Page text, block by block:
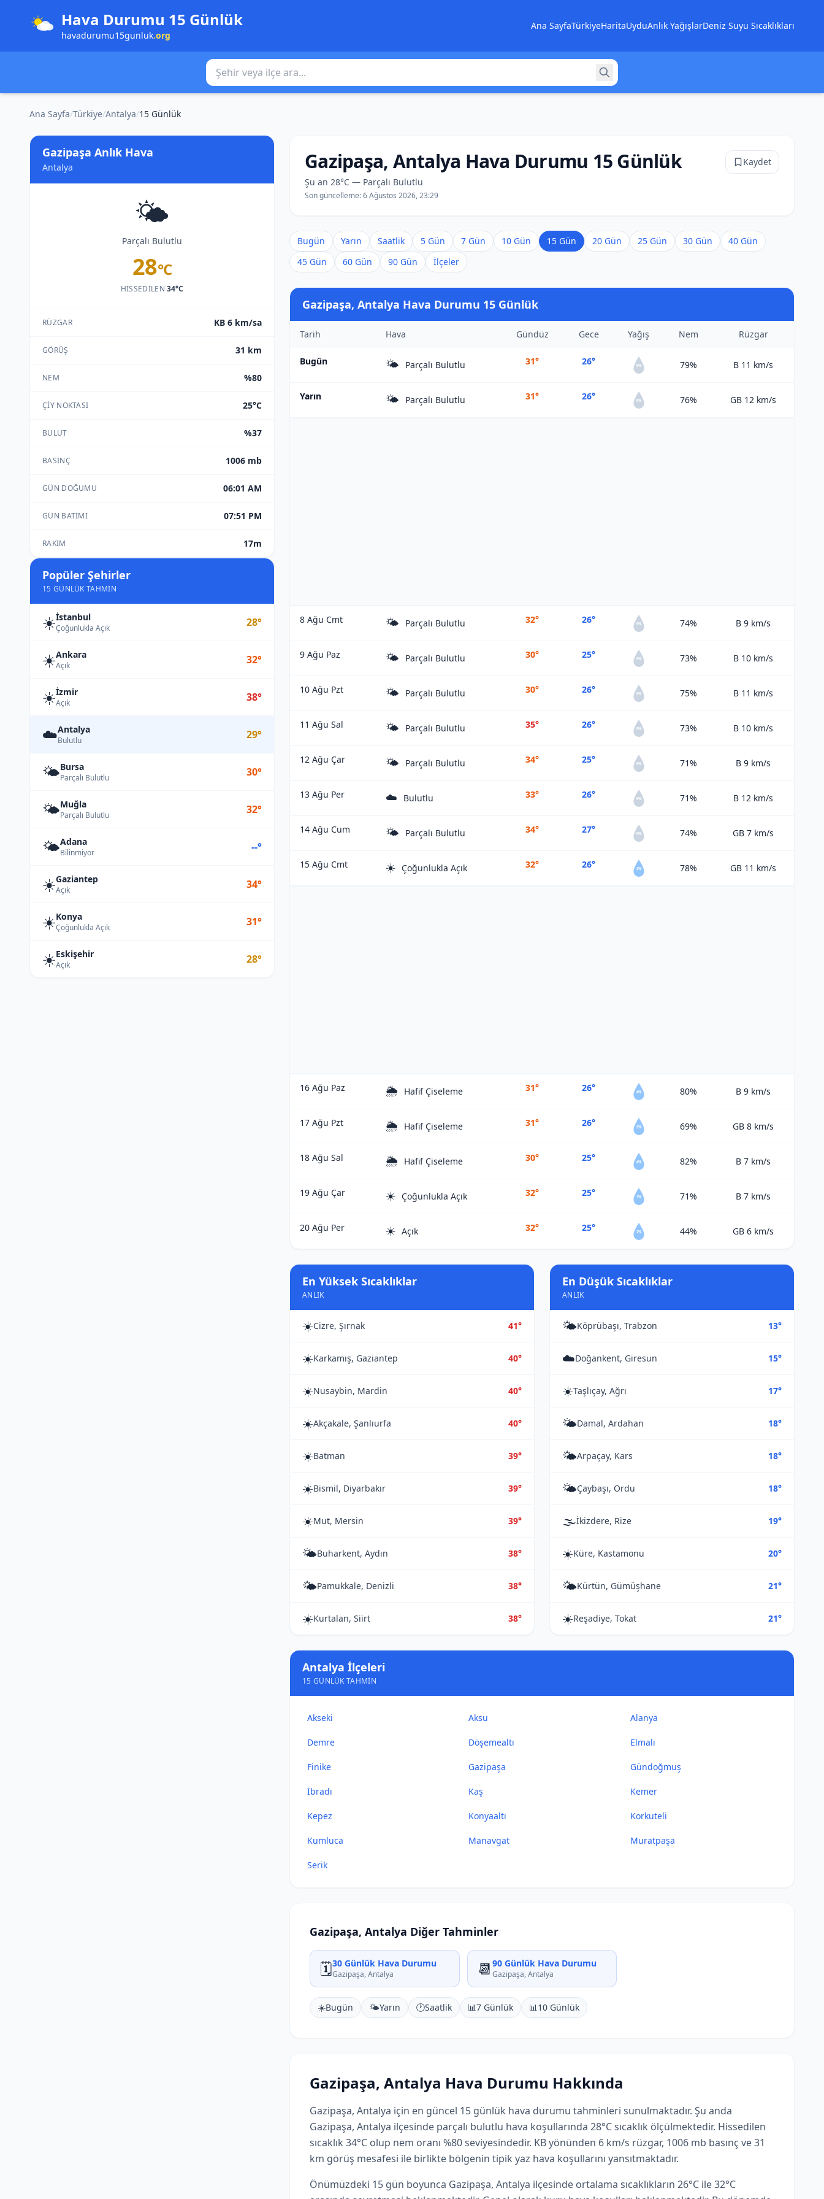
Hava Durumu 15 Günlük
havadurumu15gunluk.org
Ana SayfaTürkiyeHaritaUyduAnlık YağışlarDeniz Suyu Sıcaklıkları
Şehir veya ilçe ara
Ana Sayfa/Türkiye/Antalya/15 Günlük
Gazipaşa Anlık Hava
Antalya
🌤️
Parçalı Bulutlu
28°C
HISSEDILEN34°C
RÜZGAR KB 6 km/sa
GÖRÜŞ 31 km
NEM %80
ÇIY NOKTASI 25°C
BULUT %37
BASINÇ 1006 mb
GÜN DOĞUMU 06:01 AM
GÜN BATIMI 07:51 PM
RAKIM 17m
Popüler Şehirler
15 GÜNLÜK TAHMIN
☀️İstanbul
Çoğunlukla Açık 28°
☀️Ankara
Açık 32°
☀️İzmir
Açık 38°
☁️Antalya
Bulutlu 29°
🌤️Bursa
Parçalı Bulutlu 30°
🌤️Muğla
Parçalı Bulutlu 32°
🌤️Adana
Bilinmiyor --°
☀️Gaziantep
Açık 34°
☀️Konya
Çoğunlukla Açık 31°
☀️Eskişehir
Açık 28°
Gazipaşa, Antalya Hava Durumu 15 Günlük
Şu an 28°C — Parçalı Bulutlu
Son güncelleme:6 Ağustos 2026, 23:29
Kaydet
Bugün Yarın Saatlik 5 Gün 7 Gün 10 Gün 15 Gün 20 Gün 25 Gün 30 Gün
40 Gün
45 Gün
60 Gün 90 Gün İlçeler
Gazipaşa, Antalya Hava Durumu 15 Günlük
Tarih Hava Gündüz Gece Yağış Nem Rüzgar
Bugün 🌤️ Parçalı Bulutlu 31° 26° 0% 79% B 11 km/s
Yarın 🌤️ Parçalı Bulutlu 31° 26° 0% 76% GB 12 km/s
8 Ağu Cmt 🌤️ Parçalı Bulutlu 32° 26° 0% 74% B 9 km/s
9 Ağu Paz 🌤️ Parçalı Bulutlu 30° 25° 0% 73% B 10 km/s
10 Ağu Pzt 🌤️ Parçalı Bulutlu 30° 26° 0% 75% B 11 km/s
11 Ağu Sal 🌤️ Parçalı Bulutlu 35° 26° 0% 73% B 10 km/s
12 Ağu Çar 🌤️ Parçalı Bulutlu 34° 25° 0% 71% B 9 km/s
13 Ağu Per ☁️ Bulutlu 33° 26° 0% 71% B 12 km/s
14 Ağu Cum 🌤️ Parçalı Bulutlu 34° 27° 0% 74% GB 7 km/s
15 Ağu Cmt ☀️ Çoğunlukla Açık 32° 26° 2% 78% GB 11 km/s
16 Ağu Paz 🌦️ Hafif Çiseleme 31° 26° 4% 80% B 9 km/s
17 Ağu Pzt 🌦️ Hafif Çiseleme 31° 26° 2% 69% GB 8 km/s
18 Ağu Sal 🌦️ Hafif Çiseleme 30° 25° 4% 82% B 7 km/s
19 Ağu Çar ☀️ Çoğunlukla Açık 32° 25° 1% 71% B 7 km/s
20 Ağu Per ☀️ Açık 32° 25° 2% 44% GB 6 km/s
En Yüksek Sıcaklıklar
ANLIK
☀️Cizre, Şırnak 41°
☀️Karkamış, Gaziantep 40°
☀️Nusaybin, Mardin 40°
☀️Akçakale, Şanlıurfa 40°
☀️Batman 39°
☀️Bismil, Diyarbakır 39°
☀️Mut, Mersin 39°
🌤️Buharkent, Aydın 38°
🌤️Pamukkale, Denizli 38°
☀️Kurtalan, Siirt 38°
En Düşük Sıcaklıklar
ANLIK
🌤️Köprübaşı, Trabzon 13°
☁️Doğankent, Giresun 15°
☀️Taşlıçay, Ağrı 17°
🌤️Damal, Ardahan 18°
🌤️Arpaçay, Kars 18°
🌤️Çaybaşı, Ordu 18°
🌫️İkizdere, Rize 19°
☀️Küre, Kastamonu 20°
🌤️Kürtün, Gümüşhane 21°
☀️Reşadiye, Tokat 21°
Antalya İlçeleri
15 GÜNLÜK TAHMIN
Akseki Aksu Alanya
Demre Döşemealtı Elmalı
Finike Gazipaşa Gündoğmuş
İbradı Kaş Kemer
Kepez Konyaaltı Korkuteli
Kumluca Manavgat Muratpaşa
Serik
Gazipaşa, Antalya Diğer Tahminler
🗓️30 Günlük Hava Durumu
Gazipaşa, Antalya 📆 90 Günlük Hava Durumu
Gazipaşa, Antalya
☀️Bugün 🌤️Yarın 🕐Saatlik 📊7 Günlük 📊10 Günlük
Gazipaşa, Antalya Hava Durumu Hakkında
Gazipaşa, Antalya için en güncel 15 günlük hava durumu tahminleri sunulmaktadır. Şu anda
Gazipaşa, Antalya ilçesinde parçalı bulutlu hava koşullarında 28°C sıcaklık ölçülmektedir. Hissedilen
sıcaklık 34°C olup nem oranı %80 seviyesindedir. KB yönünden 6 km/s rüzgar, 1006 mb basınç ve 31
km görüş mesafesi ile birlikte bölgenin tipik yaz hava koşullarını yansıtmaktadır.
Önümüzdeki 15 gün boyunca Gazipaşa, Antalya ilçesinde ortalama sıcaklıkların 26°C ile 32°C